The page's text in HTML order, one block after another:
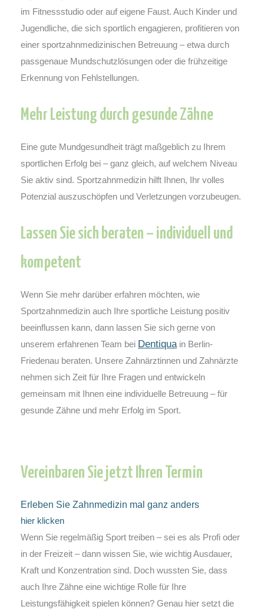
Wenn Sie regelmäßig Sport treiben – sei es als Profi oder
in der Freizeit – dann wissen Sie, wie wichtig Ausdauer,
Kraft und Konzentration sind. Doch wussten Sie, dass
auch Ihre Zähne eine wichtige Rolle für Ihre
Leistungsfähigkeit spielen können? Genau hier setzt die
Vereinbaren Sie jetzt Ihren Termin
Erleben Sie Zahnmedizin mal ganz anders
hier klicken
im Fitnessstudio oder auf eigene Faust. Auch Kinder und
Jugendliche, die sich sportlich engagieren, profitieren von
einer sportzahnmedizinischen Betreuung – etwa durch
passgenaue Mundschutzlösungen oder die frühzeitige
Erkennung von Fehlstellungen.
Mehr Leistung durch gesunde Zähne
Eine gute Mundgesundheit trägt maßgeblich zu Ihrem
sportlichen Erfolg bei – ganz gleich, auf welchem Niveau
Sie aktiv sind. Sportzahnmedizin hilft Ihnen, Ihr volles
Potenzial auszuschöpfen und Verletzungen vorzubeugen.
Lassen Sie sich beraten – individuell und
kompetent
Wenn Sie mehr darüber erfahren möchten, wie
Sportzahnmedizin auch Ihre sportliche Leistung positiv
beeinflussen kann, dann lassen Sie sich gerne von
unserem erfahrenen Team bei Dentiqua in Berlin-
Friedenau beraten. Unsere Zahnärztinnen und Zahnärzte
nehmen sich Zeit für Ihre Fragen und entwickeln
gemeinsam mit Ihnen eine individuelle Betreuung – für
gesunde Zähne und mehr Erfolg im Sport.